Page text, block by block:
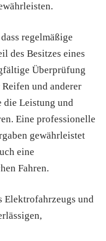
regelmäßige
des Besitzes eines
Überprüfung
Reifen und anderer
die Leistung und
Eine professionelle
gewährleistet
eine
Fahren.
Elektrofahrzeugs und